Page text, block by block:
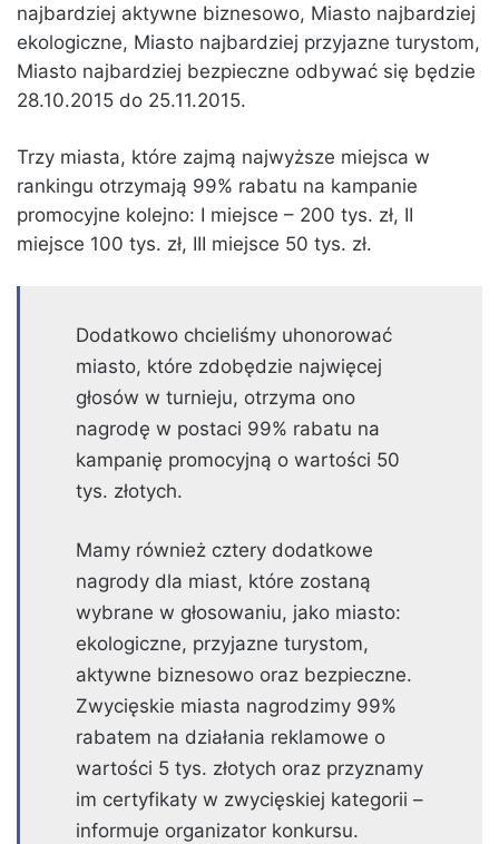
najbardziej aktywne biznesowo, Miasto najbardziej
ekologiczne, Miasto najbardziej przyjazne turystom,
Miasto najbardziej bezpieczne odbywać się będzie
28.10.2015 do 25.11.2015.
Trzy miasta, które zajmą najwyższe miejsca w
rankingu otrzymają 99% rabatu na kampanie
promocyjne kolejno: I miejsce – 200 tys. zł, II
miejsce 100 tys. zł, III miejsce 50 tys. zł.
Dodatkowo chcieliśmy uhonorować
miasto, które zdobędzie najwięcej
głosów w turnieju, otrzyma ono
nagrodę w postaci 99% rabatu na
kampanię promocyjną o wartości 50
tys. złotych.
Mamy również cztery dodatkowe
nagrody dla miast, które zostaną
wybrane w głosowaniu, jako miasto:
ekologiczne, przyjazne turystom,
aktywne biznesowo oraz bezpieczne.
Zwycięskie miasta nagrodzimy 99%
rabatem na działania reklamowe o
wartości 5 tys. złotych oraz przyznamy
im certyfikaty w zwycięskiej kategorii –
informuje organizator konkursu.